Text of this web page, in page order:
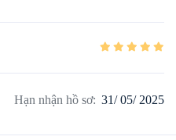
Hạn nhận hồ sơ: 31/ 05/ 2025